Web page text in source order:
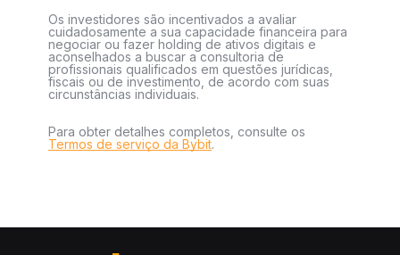
Os investidores são incentivados a avaliar
cuidadosamente a sua capacidade financeira para
negociar ou fazer holding de ativos digitais e
aconselhados a buscar a consultoria de
profissionais qualificados em questões jurídicas,
fiscais ou de investimento, de acordo com suas
circunstâncias individuais.
Para obter detalhes completos, consulte os
Termos de serviço da Bybit.